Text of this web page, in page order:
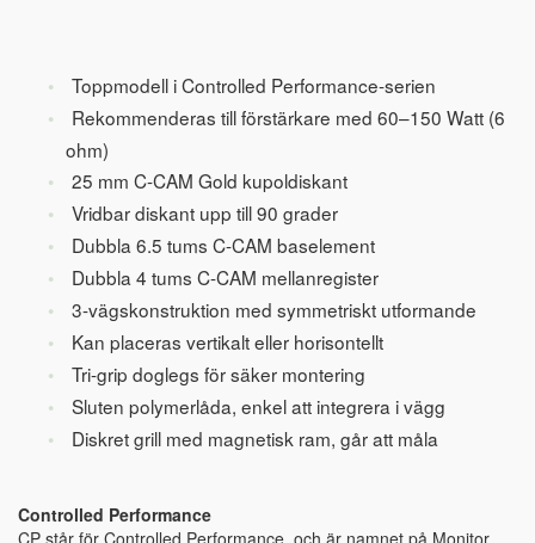
Toppmodell i Controlled Performance-serien
Rekommenderas till förstärkare med 60–150 Watt (6
ohm)
25 mm C-CAM Gold kupoldiskant
Vridbar diskant upp till 90 grader
Dubbla 6.5 tums C-CAM baselement
Dubbla 4 tums C-CAM mellanregister
3-vägskonstruktion med symmetriskt utformande
Kan placeras vertikalt eller horisontellt
Tri-grip doglegs för säker montering
Sluten polymerlåda, enkel att integrera i vägg
Diskret grill med magnetisk ram, går att måla
Controlled Performance